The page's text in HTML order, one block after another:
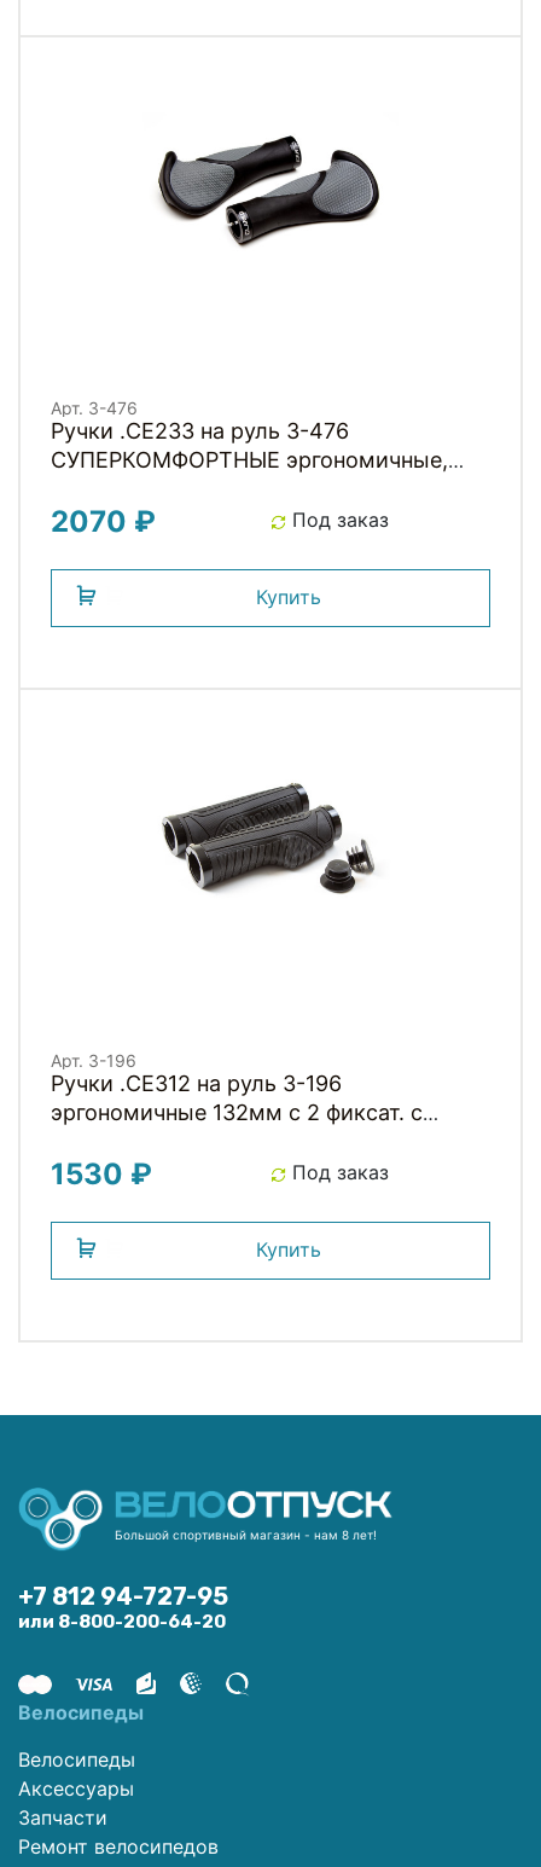
Арт. 3-476
Ручки .CE233 на руль 3-476
СУПЕРКОМФОРТНЫЕ эргономичные,
черно-серые CLARKS
2070 ₽ Под заказ
Купить
Арт. 3-196
Ручки .CE312 на руль 3-196
эргономичные 132мм с 2 фиксат. с
черные CLARKS
1530 ₽ Под заказ
Купить
Большой спортивный магазин - нам 8 лет!
+7 812 94-727-95
или 8-800-200-64-20
Велосипеды
Велосипеды
Аксессуары
Запчасти
Ремонт велосипедов